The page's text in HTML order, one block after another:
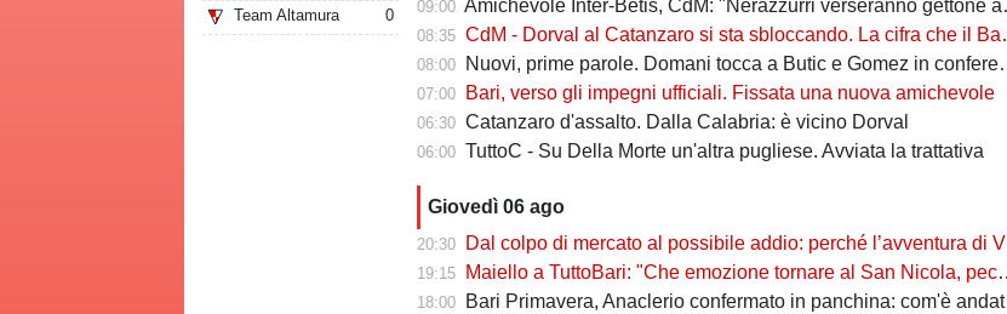
Team Altamura
0 09:00 Amichevole Inter-Betis, CdM: "Nerazzurri verseranno gettone al Bari. E verrà girato al Comune"
08:35 CdM - Dorval al Catanzaro si sta sbloccando. La cifra che il Bari incasserebbe
08:00 Nuovi, prime parole. Domani tocca a Butic e Gomez in conferenza
07:00 Bari, verso gli impegni ufficiali. Fissata una nuova amichevole
06:30 Catanzaro d'assalto. Dalla Calabria: è vicino Dorval
06:00 TuttoC - Su Della Morte un'altra pugliese. Avviata la trattativa
Giovedì 06 ago
20:30 Dal colpo di mercato al possibile addio: perché l’avventura di Verreth al Bari non è mai davvero sbocciata
19:15 Maiello a TuttoBari: "Che emozione tornare al San Nicola, peccato per il poco pubblico. Bari ben costruito"
18:00 Bari Primavera, Anaclerio confermato in panchina: com'è andata la scorsa stagione?